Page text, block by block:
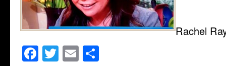
Rachel
Facebook
Twitter
Email